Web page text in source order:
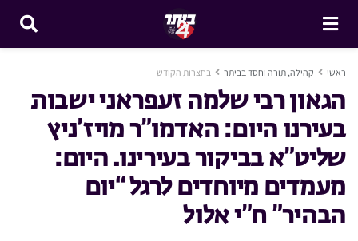
ראשי קהילה, תורה וחסד בביתר בחצרות הקודש
הגאון רבי שלמה זעפראני ישבות
בעירנו היום: האדמו”ר מויז’ניץ
שליט”א בביקור בעירינו. היום:
מעמדים מיוחדים לרגל “יום
הבהיר” ח”י אלול